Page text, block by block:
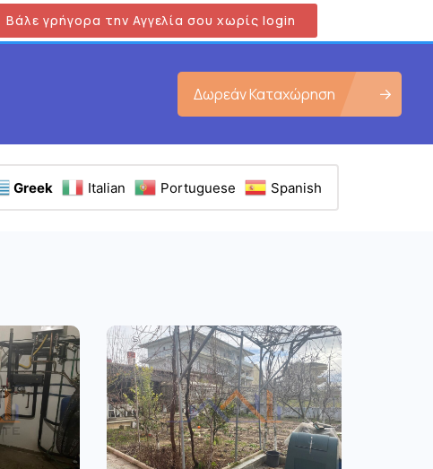
Βάλε γρήγορα την Αγγελία σου χωρίς login
Δωρεάν Καταχώρηση
Greek Italian Portuguese Spanish